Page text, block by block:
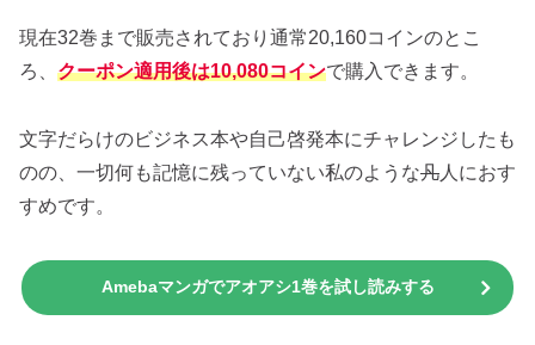
現在32巻まで販売されており通常20,160コインのとこ
ろ、 クーポン適用後は10,080コインで購入できます。
文字だらけのビジネス本や自己啓発本にチャレンジしたも
のの、一切何も記憶に残っていない私のような凡 人におす
すめです。
Amebaマンガでアオアシ1巻を試し読みする